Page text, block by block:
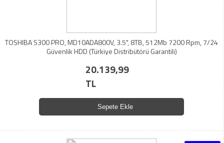
TOSHIBA S300 PRO, MD10ADA800V, 3.5", 8TB, 512Mb 7200 Rpm, 7/24
Güvenlik HDD (Türkiye Distribütörü Garantili)
20.139,99
TL
Sepete Ekle